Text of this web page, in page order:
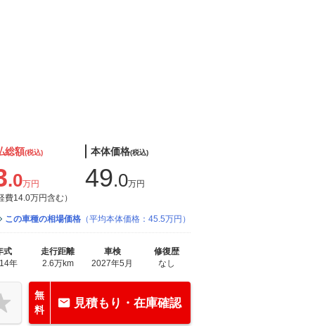
総額(税込)
.0万円
費14.0万円含む）
本体価格(税込)
49.0万円
この車種の相場価格 （平均本体価格：45.5万円）
式
年
走行距離
2.6万km
車検
2027年5月
修復歴
なし
無
料
見積もり・在庫確認